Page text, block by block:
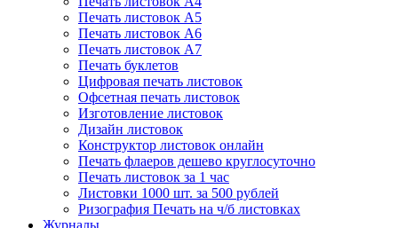
Печать листовок А5
Печать листовок А6
Печать листовок А7
Печать буклетов
Цифровая печать листовок
Офсетная печать листовок
Изготовление листовок
Дизайн листовок
Конструктор листовок онлайн
Печать флаеров дешево круглосуточно
Печать листовок за 1 час
Листовки 1000 шт. за 500 рублей
Ризография Печать на ч/б листовках
Журналы